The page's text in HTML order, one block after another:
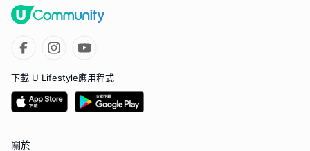
下載 U Lifestyle應用程式
關於